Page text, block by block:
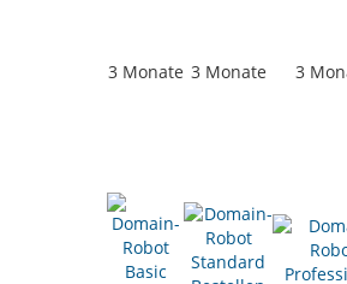
3 Monate 3 Monate 3